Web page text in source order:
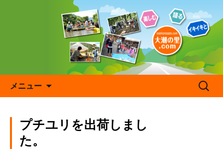
プ
メニュー
検
索:
プチユリを出荷しまし
た